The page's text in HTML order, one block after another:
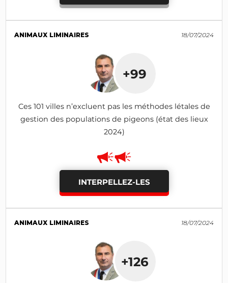
ANIMAUX LIMINAIRES 18/07/2024
+99
Ces 101 villes n’excluent pas les méthodes létales de
gestion des populations de pigeons (état des lieux
2024)
INTERPELLEZ-LES
ANIMAUX LIMINAIRES 18/07/2024
+126